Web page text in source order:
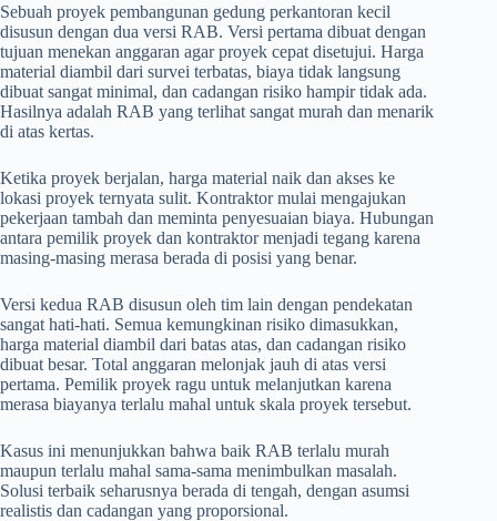
Sebuah proyek pembangunan gedung perkantoran kecil
disusun dengan dua versi RAB. Versi pertama dibuat dengan
tujuan menekan anggaran agar proyek cepat disetujui. Harga
material diambil dari survei terbatas, biaya tidak langsung
dibuat sangat minimal, dan cadangan risiko hampir tidak ada.
Hasilnya adalah RAB yang terlihat sangat murah dan menarik
di atas kertas.
Ketika proyek berjalan, harga material naik dan akses ke
lokasi proyek ternyata sulit. Kontraktor mulai mengajukan
pekerjaan tambah dan meminta penyesuaian biaya. Hubungan
antara pemilik proyek dan kontraktor menjadi tegang karena
masing-masing merasa berada di posisi yang benar.
Versi kedua RAB disusun oleh tim lain dengan pendekatan
sangat hati-hati. Semua kemungkinan risiko dimasukkan,
harga material diambil dari batas atas, dan cadangan risiko
dibuat besar. Total anggaran melonjak jauh di atas versi
pertama. Pemilik proyek ragu untuk melanjutkan karena
merasa biayanya terlalu mahal untuk skala proyek tersebut.
Kasus ini menunjukkan bahwa baik RAB terlalu murah
maupun terlalu mahal sama-sama menimbulkan masalah.
Solusi terbaik seharusnya berada di tengah, dengan asumsi
realistis dan cadangan yang proporsional.